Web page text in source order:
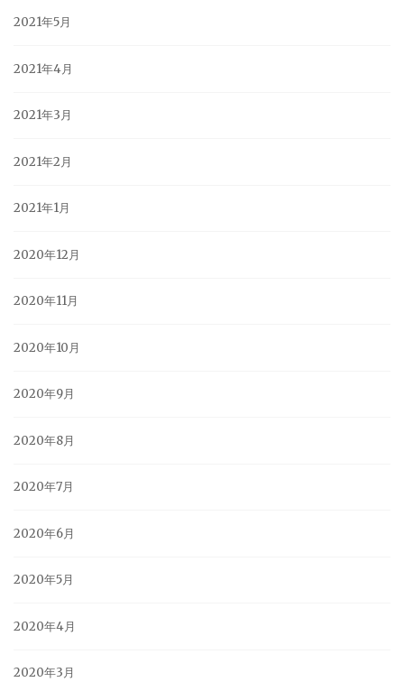
2021年5月
2021年4月
2021年3月
2021年2月
2021年1月
2020年12月
2020年11月
2020年10月
2020年9月
2020年8月
2020年7月
2020年6月
2020年5月
2020年4月
2020年3月